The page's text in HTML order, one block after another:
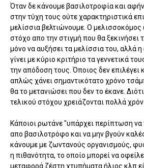
Όταν δε κάνουμε βασιλοτροφία και
στην τύχη τους ούτε χαρακτηριστικά
μελίσσια βελτιώνουμε. Ο
στόχο απο την στιγμή που θα ξεκινήσει
μόνο να αυξήσει τα μελίσσια του, αλλά
γίνει με κύριο κριτήριο τα γεννετικά
την απόδοση τους. Όποιος δεν επιλέγει
απλώς χάνει σημαντικότατο χρόνο
θα το μετανιώσει που δεν το έκανε.
τελικού στόχου χρειάζονται πολλά
Κάποιοι ρωτάνε "υπάρχει περίπτωση
απο βασιλοτρόφο και να μην βγούν
κάνουμε με ζωντανούς οργανισμούς,
η πιθανότητα, το οποίο μπορεί να
μεταφορά ζέστη χτυπήματα ήλιος κλπ